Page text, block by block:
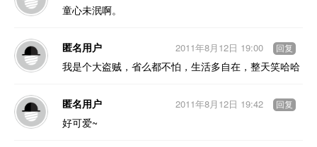
童心未泯啊。
匿名用户
我是个大盗贼，省么都不怕，生活多自在，整天笑哈哈
2011年8月12日 19:00 回复
匿名用户
好可爱~
2011年8月12日 19:42 回复